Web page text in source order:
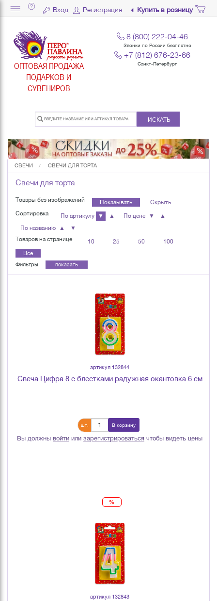
Вход Регистрация Купить в розницу
ОПТОВАЯ ПРОДАЖА
ПОДАРКОВ И
СУВЕНИРОВ
8 (800) 222-04-46
Звонки по России бесплатно
+7 (812) 676-23-66
Санкт-Петербург
ИСКАТЬ
СВЕЧИ СВЕЧИ ДЛЯ ТОРТА
Свечи для торта
Товары без изображений Показывать
Скрыть
Сортировка
По артикулу ▼ ▲ По цене ▼
▲
По названию
▲
▼
Товаров на странице
10 25 50
100
Все
Фильтры показать
артикул 132844
Свеча Цифра 8 с блестками радужная окантовка 6 см
шт. В корзину
Вы должны войти или зарегистрироваться чтобы видеть цены
%
артикул 132843